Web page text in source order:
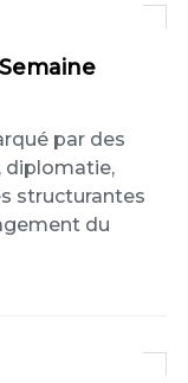
par des
diplomatie,
structurantes
du